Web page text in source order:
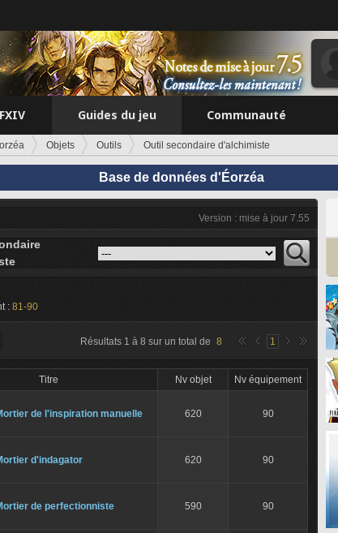
Guides du jeu Communauté
Objets Outils Outil secondaire d'alchimiste
Base de données d'Éorzéa
Version : mise à jour 7.55
: 81-90
Résultats 1 à 8 sur un total de 8 1
Titre Nv objet Nv équipement
de l'inspiration manuelle 620 90
d'indagator 620 90
de perfectionniste 590 90